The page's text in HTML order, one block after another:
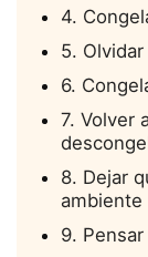
4.
5.
6.
7. Volver
8. Dejar
ambiente
9.